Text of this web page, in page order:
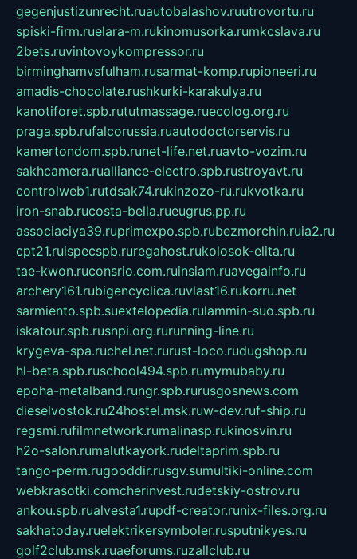
gegenjustizunrecht.ruautobalashov.ruutrovortu.ru
spiski-firm.ruelara-m.rukinomusorka.rumkcslava.ru
2bets.ruvintovoykompressor.ru
birminghamvsfulham.rusarmat-komp.rupioneeri.ru
amadis-chocolate.rushkurki-karakulya.ru
kanotiforet.spb.rututmassage.ruecolog.org.ru
praga.spb.rufalcorussia.ruautodoctorservis.ru
kamertondom.spb.runet-life.net.ruavto-vozim.ru
sakhcamera.rualliance-electro.spb.rustroyavt.ru
controlweb1.rutdsak74.rukinzozo-ru.rukvotka.ru
iron-snab.rucosta-bella.rueugrus.pp.ru
associaciya39.ruprimexpo.spb.rubezmorchin.ruia2.ru
cpt21.ruispecspb.ruregahost.rukolosok-elita.ru
tae-kwon.ruconsrio.com.ruinsiam.ruavegainfo.ru
archery161.rubigencyclica.ruvlast16.rukorru.net
sarmiento.spb.suextelopedia.rulammin-suo.spb.ru
iskatour.spb.rusnpi.org.rurunning-line.ru
krygeva-spa.ruchel.net.rurust-loco.rudugshop.ru
hl-beta.spb.ruschool494.spb.rumymubaby.ru
epoha-metalband.rungr.spb.rurusgosnews.com
dieselvostok.ru24hostel.msk.ruw-dev.ruf-ship.ru
regsmi.rufilmnetwork.rumalinasp.rukinosvin.ru
h2o-salon.rumalutkayork.rudeltaprim.spb.ru
tango-perm.rugooddir.rusgv.sumultiki-online.com
webkrasotki.comcherinvest.rudetskiy-ostrov.ru
ankou.spb.rualvesta1.rupdf-creator.runix-files.org.ru
sakhatoday.ruelektrikersymboler.rusputnikyes.ru
golf2club.msk.ruaeforums.ruzallclub.ru